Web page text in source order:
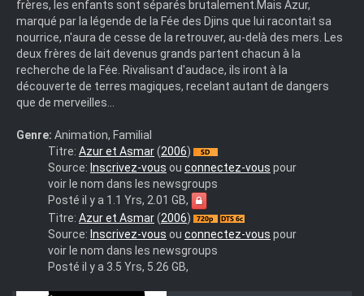
frères, les enfants sont séparés brutalement.Mais Azur,
marqué par la légende de la Fée des Djins que lui racontait sa
nourrice, n'aura de cesse de la retrouver, au-delà des mers. Les
deux frères de lait devenus grands partent chacun à la
recherche de la Fée. Rivalisant d'audace, ils iront à la
découverte de terres magiques, recelant autant de dangers
que de merveilles...
Genre: Animation, Familial
Azur.und.Asmar.German.2006.COMPLETE.PAL.DVDR-
www.realmom.info
Titre: Azur et Asmar(2006)
Source: Inscrivez-vous ou connectez-vous pour
voir le nom dans les newsgroups
Posté il y a 1.1 Yrs, 2.01 GB,
Azur.Et.Asmar.2006.FRENCH.720p.BluRay.x264-
Titre: Azur et Asmar(2006)
Source: Inscrivez-vous ou connectez-vous pour
voir le nom dans les newsgroups
Posté il y a 3.5 Yrs, 5.26 GB,